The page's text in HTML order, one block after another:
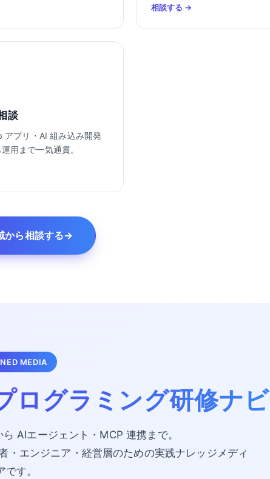
相談する →
談
アプリ・AI 組み込み開発
用まで一気通貫。
から相談する→
MEDIA
ログラミング研修ナビ
AIエージェント・MCP 連携まで。
・エンジニア・経営層のための実践ナレッジメディ
です。